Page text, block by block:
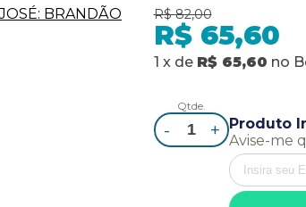
BRANDÃO
R$ 82,00
R$ 65,60
1 x de R$ 65,60 no
Qtde.
- +
Produto
Avise-me